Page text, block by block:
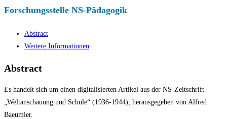
Forschungsstelle NS-Pädagogik
Abstract
Weitere Informationen
Abstract
Es handelt sich um einen digitalisierten Artikel aus der NS-Zeitschrift
„Weltanschauung und Schule“ (1936-1944), herausgegeben von Alfred
Baeumler.